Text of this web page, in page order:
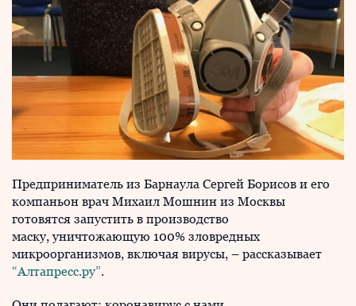
Предприниматель из Барнаула Сергей Борисов и его
компаньон врач Михаил Мошнин из Москвы
готовятся запустить в производство
маску, уничтожающую 100% зловредных
микроорганизмов, включая вирусы, – рассказывает
“Алтапресс.ру”.